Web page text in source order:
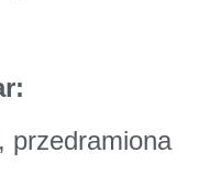
przedramiona